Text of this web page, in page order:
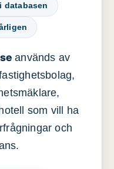
databasen
används av
som vill ha
och